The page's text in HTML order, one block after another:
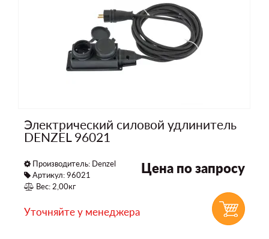
Электрический силовой удлинитель
DENZEL 96021
Производитель: Denzel
Артикул: 96021
Вес: 2,00кг
Цена по запросу
Уточняйте у менеджера